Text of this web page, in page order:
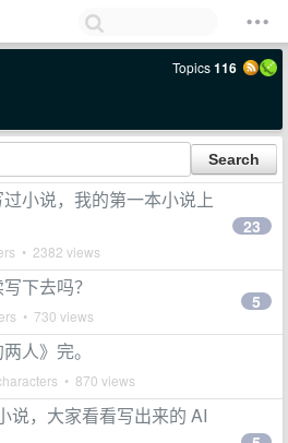
Topics116
小说，我的第一本小说上
• 2382 views
23
下去吗？
• 730 views
5
人》完。
• 870 views
说，大家看看写出来的 AI